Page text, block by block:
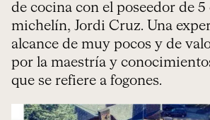
de cocina con el poseedor de 5
michelín, Jordi Cruz. Una
alcance de muy pocos y de
por la maestría y
que se refiere a fogones.